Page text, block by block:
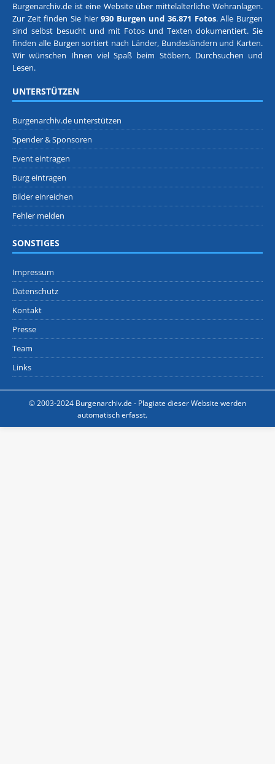
Burgenarchiv.de ist eine Website über mittelalterliche Wehranlagen.
Zur Zeit finden Sie hier930 Burgen und 36.871 Fotos. Alle Burgen
sind selbst besucht und mit Fotos und Texten dokumentiert. Sie
finden alle Burgen sortiert nach Länder, Bundesländern und Karten.
Wir wünschen Ihnen viel Spaß beim Stöbern, Durchsuchen und
Lesen.
UNTERSTÜTZEN
Burgenarchiv.de unterstützen
Spender & Sponsoren
Event eintragen
Burg eintragen
Bilder einreichen
Fehler melden
SONSTIGES
Impressum
Datenschutz
Kontakt
Presse
Team
Links
© 2003-2024 Burgenarchiv.de - Plagiate dieser Website werden
automatisch erfasst.